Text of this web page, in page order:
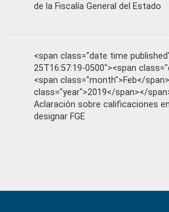
de la Fiscalía General del Estado
<span class="date time
25T16:57:19-0500"><span
<span class="month">Feb</
class="year">2019</span></
Aclaración sobre calificaciones
designar FGE